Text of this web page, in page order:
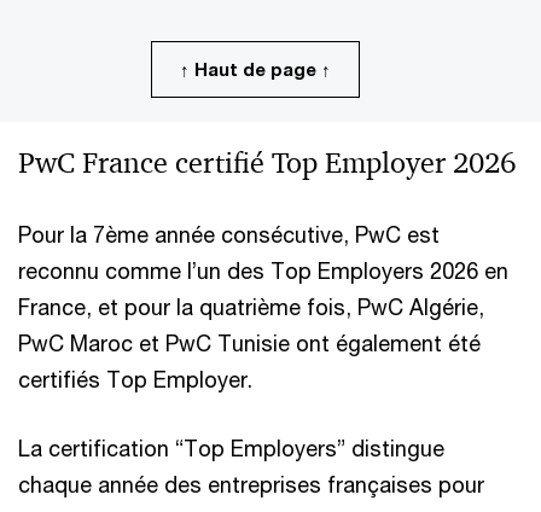
↑ Haut de page ↑
PwC France certifié Top Employer 2026
Pour la 7ème année consécutive, PwC est
reconnu comme l’un des Top Employers 2026 en
France, et pour la quatrième fois, PwC Algérie,
PwC Maroc et PwC Tunisie ont également été
certifiés Top Employer.
La certification “Top Employers” distingue
chaque année des entreprises françaises pour